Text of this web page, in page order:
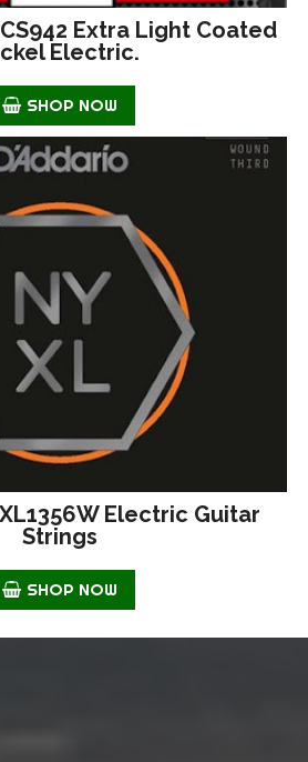
Extra Light Coated
Electric.
SHOP NOW
Electric Guitar
Strings
SHOP NOW